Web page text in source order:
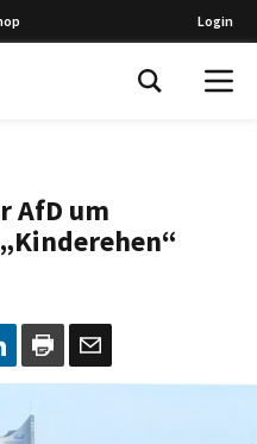
Login
AfD um